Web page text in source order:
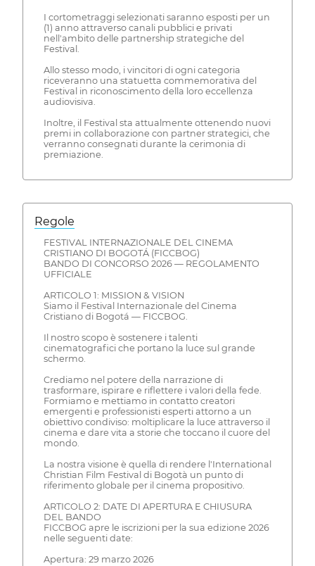
I cortometraggi selezionati saranno esposti per un
(1) anno attraverso canali pubblici e privati
nell'ambito delle partnership strategiche del
Festival.
Allo stesso modo, i vincitori di ogni categoria
riceveranno una statuetta commemorativa del
Festival in riconoscimento della loro eccellenza
audiovisiva.
Inoltre, il Festival sta attualmente ottenendo nuovi
premi in collaborazione con partner strategici, che
verranno consegnati durante la cerimonia di
premiazione.
Regole
FESTIVAL INTERNAZIONALE DEL CINEMA
CRISTIANO DI BOGOTÁ (FICCBOG)
BANDO DI CONCORSO 2026 — REGOLAMENTO
UFFICIALE
ARTICOLO 1: MISSION & VISION
Siamo il Festival Internazionale del Cinema
Cristiano di Bogotá — FICCBOG.
Il nostro scopo è sostenere i talenti
cinematografici che portano la luce sul grande
schermo.
Crediamo nel potere della narrazione di
trasformare, ispirare e riflettere i valori della fede.
Formiamo e mettiamo in contatto creatori
emergenti e professionisti esperti attorno a un
obiettivo condiviso: moltiplicare la luce attraverso il
cinema e dare vita a storie che toccano il cuore del
mondo.
La nostra visione è quella di rendere l'International
Christian Film Festival di Bogotà un punto di
riferimento globale per il cinema propositivo.
ARTICOLO 2: DATE DI APERTURA E CHIUSURA
DEL BANDO
FICCBOG apre le iscrizioni per la sua edizione 2026
nelle seguenti date:
Apertura: 29 marzo 2026